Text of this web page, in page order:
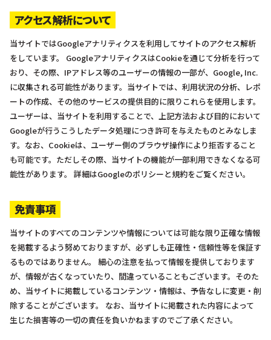
アクセス解析について
当サイトではGoogleアナリティクスを利用してサイトのアクセス解析
をしています。 GoogleアナリティクスはCookieを通じて分析を行って
おり、その際、IPアドレス等のユーザーの情報の一部が、Google, Inc.
に収集される可能性があります。当サイトでは、利用状況の分析、レポ
ートの作成、その他のサービスの提供目的に限りこれらを使用します。
ユーザーは、当サイトを利用することで、上記方法および目的において
Googleが行うこうしたデータ処理につき許可を与えたものとみなしま
す。なお、Cookieは、ユーザー側のブラウザ操作により拒否すること
も可能です。ただしその際、当サイトの機能が一部利用できなくなる可
能性があります。 詳細はGoogleのポリシーと規約をご覧ください。
免責事項
当サイトのすべてのコンテンツや情報については可能な限り正確な情報
を掲載するよう努めておりますが、必ずしも正確性・信頼性等を保証す
るものではありません。 細心の注意を払って情報を提供しております
が、情報が古くなっていたり、間違っていることもございます。そのた
め、当サイトに掲載しているコンテンツ・情報は、予告なしに変更・削
除することがございます。 なお、当サイトに掲載された内容によって
生じた損害等の一切の責任を負いかねますのでご了承ください。